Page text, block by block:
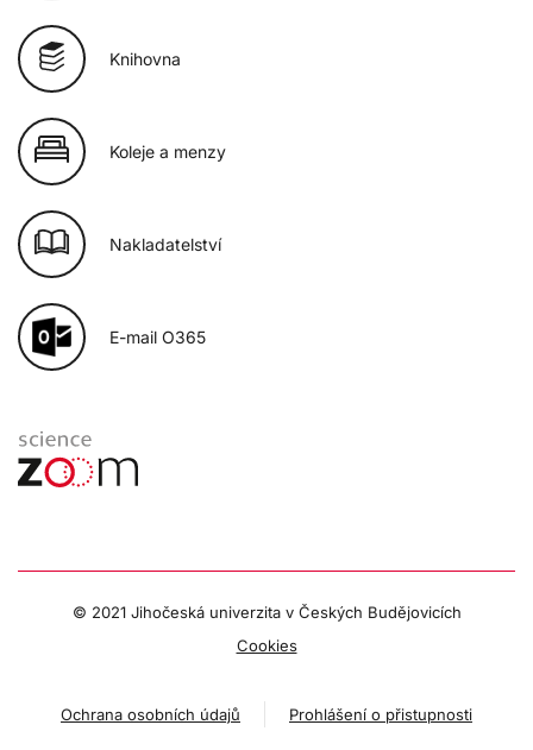
Knihovna
Koleje a menzy
Nakladatelství
E-mail O365
© 2021 Jihočeská univerzita v Českých Budějovicích
Cookies
Ochrana osobních údajů Prohlášení o přistupnosti